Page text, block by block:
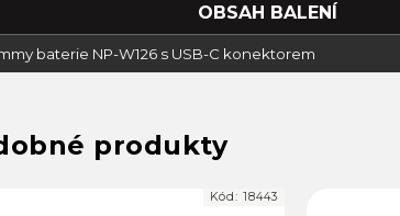
OBSAH BALENÍ
baterie NP-W126 s USB-C konektorem
Kód: 18443